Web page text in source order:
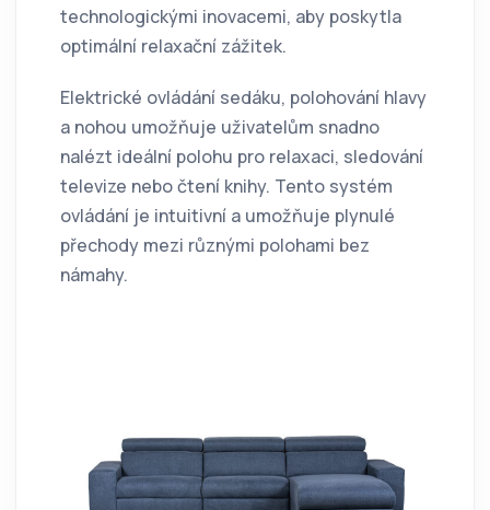
technologickými inovacemi, aby poskytla
optimální relaxační zážitek.
Elektrické ovládání sedáku, polohování hlavy
a nohou umožňuje uživatelům snadno
nalézt ideální polohu pro relaxaci, sledování
televize nebo čtení knihy. Tento systém
ovládání je intuitivní a umožňuje plynulé
přechody mezi různými polohami bez
námahy.